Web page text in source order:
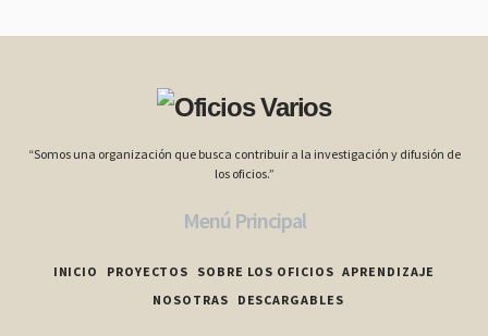
“Somos una organización que busca contribuir a la investigación y difusión de
los oficios.”
Menú Principal
INICIO PROYECTOS SOBRE LOS OFICIOS APRENDIZAJE
NOSOTRAS
DESCARGABLES